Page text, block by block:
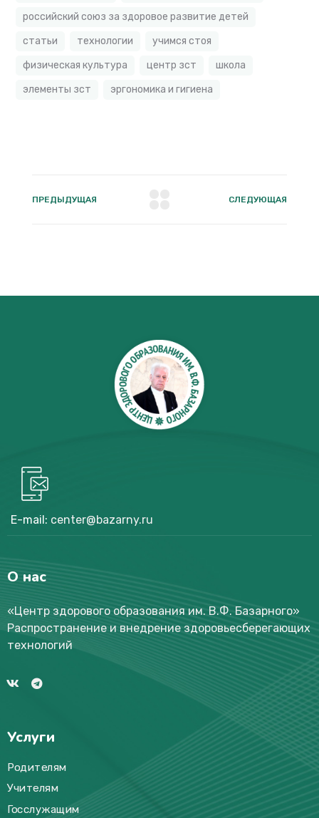
российский союз за здоровое развитие детей
статьи
технологии
учимся стоя
физическая культура
центр зст
школа
элементы зст
эргономика и гигиена
ПРЕДЫДУЩАЯ СЛЕДУЮЩАЯ
E-mail: center@bazarny.ru
О нас
«Центр здорового образования им. В.Ф. Базарного»
Распространение и внедрение здоровьесберегающих
технологий
Услуги
Родителям
Учителям
Госслужащим